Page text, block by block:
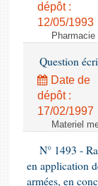
Questions
Comptes
dépôt :
12/05/1993
Question
Date de
dépôt :
17/02/1997
Materiel
N° 1493 -
en application
armées, en